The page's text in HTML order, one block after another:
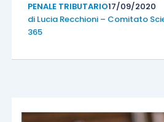
PENALE TRIBUTARIO17/09/2020
di Lucia Recchioni – Comitato
365